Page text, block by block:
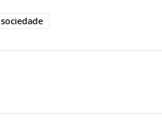
sociedade